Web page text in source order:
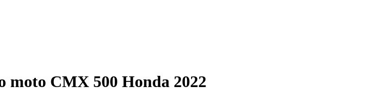
moto CMX 500 Honda 2022